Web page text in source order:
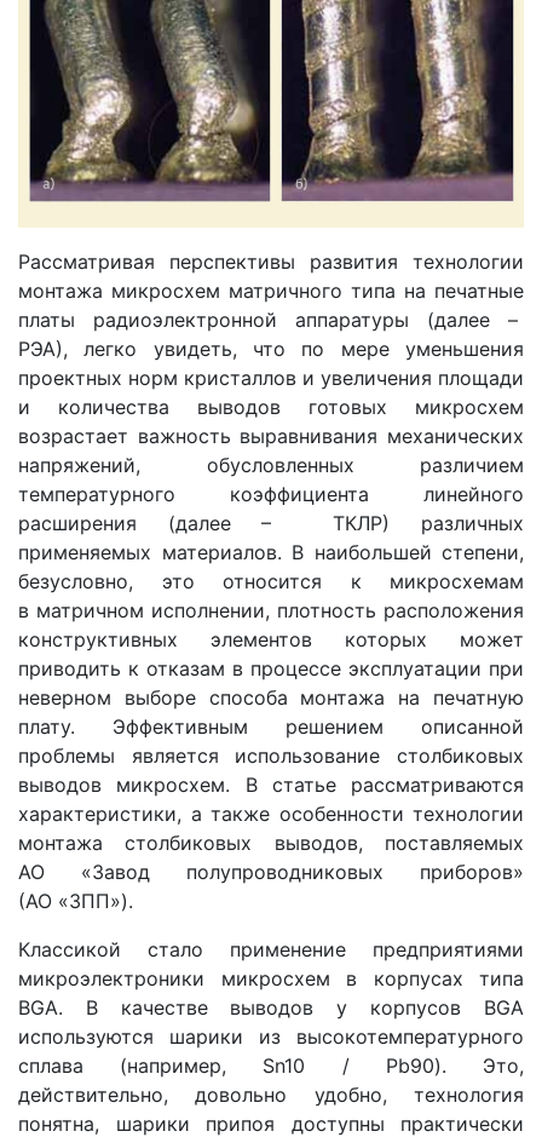
Рассматривая перспективы развития технологии
монтажа микросхем матричного типа на печатные
платы радиоэлектронной аппаратуры (далее –
РЭА), легко увидеть, что по мере уменьшения
проектных норм кристаллов и увеличения площади
и количества выводов готовых микросхем
возрастает важность выравнивания механических
напряжений, обусловленных различием
температурного коэффициента линейного
расширения (далее – ТКЛР) различных
применяемых материалов. В наибольшей степени,
безусловно, это относится к микросхемам
в матричном исполнении, плотность расположения
конструктивных элементов которых может
приводить к отказам в процессе эксплуатации при
неверном выборе способа монтажа на печатную
плату. Эффективным решением описанной
проблемы является использование столбиковых
выводов микросхем. В статье рассматриваются
характеристики, а также особенности технологии
монтажа столбиковых выводов, поставляемых
АО «Завод полупроводниковых приборов»
(АО «ЗПП»).
Классикой стало применение предприятиями
микроэлектроники микросхем в корпусах типа
BGA. В качестве выводов у корпусов BGA
используются шарики из высокотемпературного
сплава (например, Sn10 / Pb90). Это,
действительно, довольно удобно, технология
понятна, шарики припоя доступны практически